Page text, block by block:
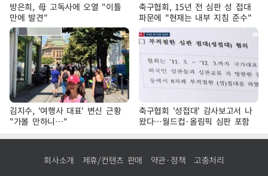
방은희, 母 고독사에 오열 "이틀
만에 발견"
축구협회, 15년 전 심판 성 접대
파문에 "현재는 내부 지침 준수"
김지수, '여행사 대표' 변신 근황
"가볼 만하니…"
축구협회 '성접대' 감사보고서 나
왔다…월드컵·올림픽 심판 포함
회사소개 제휴/컨텐츠 판매 약관·정책 고충처리